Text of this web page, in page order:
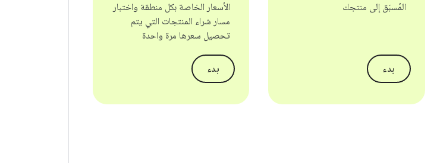
المُسبَق إلى منتجك
بدء
الأسعار الخاصة بكل منطقة واختبار
مسار شراء المنتجات التي يتم
تحصيل سعرها مرة واحدة
بدء